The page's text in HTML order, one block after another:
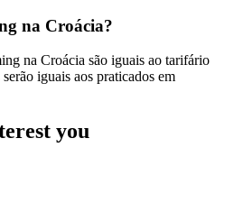
na Croácia?
na Croácia são iguais ao tarifário
iguais aos praticados em
you